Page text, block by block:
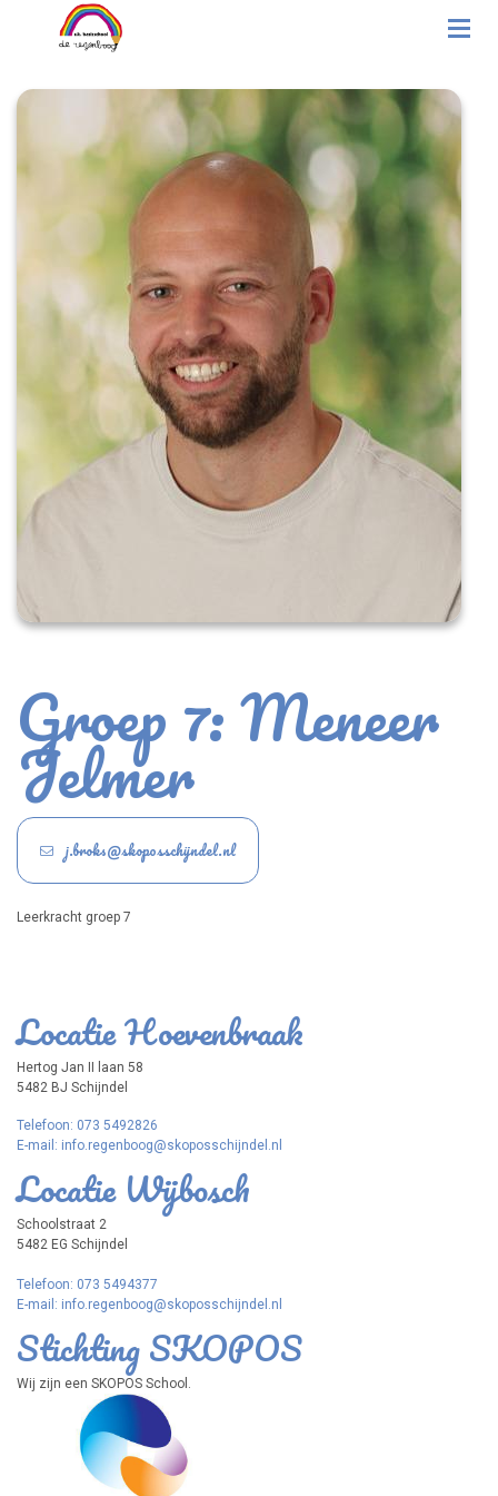
Groep 7: Meneer
Jelmer
j.broks@skoposschijndel.nl
Leerkracht groep 7
Locatie Hoevenbraak
Hertog Jan II laan 58
5482 BJ Schijndel
Telefoon: 073 5492826
E-mail: info.regenboog@skoposschijndel.nl
Locatie Wijbosch
Schoolstraat 2
5482 EG Schijndel
Telefoon: 073 5494377
E-mail: info.regenboog@skoposschijndel.nl
Stichting SKOPOS
Wij zijn een SKOPOS School.